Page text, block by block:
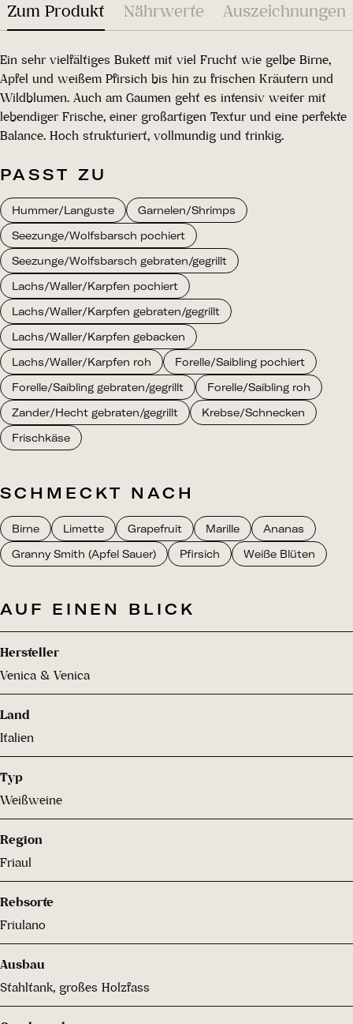
Zum Produkt Nährwerte Auszeichnungen
Ein sehr vielfältiges Bukett mit viel Frucht wie gelbe Birne,
Apfel und weißem Pfirsich bis hin zu frischen Kräutern und
Wildblumen. Auch am Gaumen geht es intensiv weiter mit
lebendiger Frische, einer großartigen Textur und eine perfekte
Balance. Hoch strukturiert, vollmundig und trinkig.
PASST ZU
Hummer/Languste
Garnelen/Shrimps
Seezunge/Wolfsbarsch pochiert
Seezunge/Wolfsbarsch gebraten/gegrillt
Lachs/Waller/Karpfen pochiert
Lachs/Waller/Karpfen gebraten/gegrillt
Lachs/Waller/Karpfen gebacken
Lachs/Waller/Karpfen roh
Forelle/Saibling pochiert
Forelle/Saibling gebraten/gegrillt
Forelle/Saibling roh
Zander/Hecht gebraten/gegrillt
Krebse/Schnecken
Frischkäse
SCHMECKT NACH
Birne Limette Grapefruit Marille
Ananas
Granny Smith (Apfel Sauer)
Pfirsich Weiße Blüten
AUF EINEN BLICK
Hersteller
Venica & Venica
Land
Italien
Typ
Weißweine
Region
Friaul
Rebsorte
Friulano
Ausbau
Stahltank, großes Holzfass